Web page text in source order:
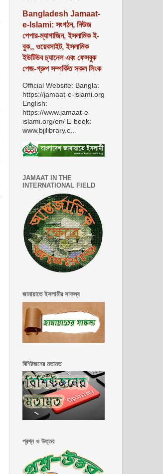
Bangladesh Jamaat-
e-Islami: সংগঠন, নিউজ
পেপার-ম্যাগাজিন, ইসলামিক ই-
বুক,, ওয়েবসাইট, ইসলামিক
ইউটিউব চ্যানেল এবং ফেসবুক
পেজ-গ্রুপ সম্পর্কিত সকল লিংক
Official Website: Bangla:
https://jamaat-e-islami.org
English:
https://www.jamaat-e-
islami.org/en/ E-book:
www.bjilibrary.c...
JAMAAT IN THE
INTERNATIONAL FIELD
জামায়াতে ইসলামীর সাফল্য
বিশিষ্টজনের মতামত
প্রশ্ন ও উত্তর